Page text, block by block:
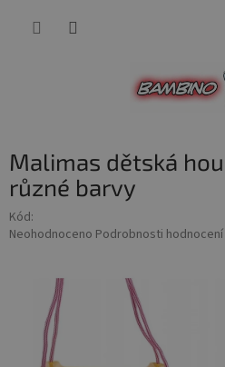
Malimas dětská
různé barvy
Kód:
Průměrné
hvězdiček.
Neohodnoceno Podrobnosti hodnocení